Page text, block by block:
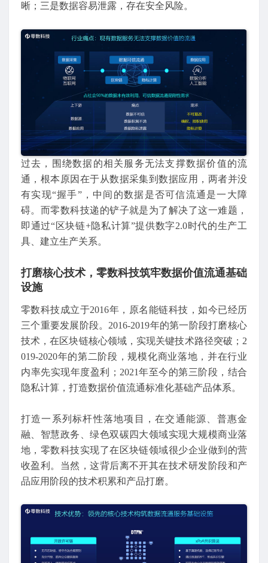
晰；三是数据容易泄露，存在安全风险。
过去，围绕数据的相关服务无法支撑数据价值的流
通，根本原因在于从数据采集到数据应用，两者并没
有实现“握手”，中间的数据是否可信流通是一大障
碍。而零数科技递的铲子就是为了解决了这一难题，
即通过“区块链+隐私计算”提供数字2.0时代的生产工
具、建立生产关系。
打磨核心技术，零数科技筑牢数据价值流通基础
设施
零数科技成立于2016年，原名能链科技，如今已经历
三个重要发展阶段。2016-2019年的第一阶段打磨核心
技术，在区块链核心领域，实现关键技术路径突破；2
019-2020年的第二阶段，规模化商业落地，并在行业
内率先实现年度盈利；2021年至今的第三阶段，结合
隐私计算，打造数据价值流通标准化基础产品体系。
打造一系列标杆性落地项目，在交通能源、普惠金
融、智慧政务、绿色双碳四大领域实现大规模商业落
地，零数科技实现了在区块链领域很少企业做到的营
收盈利。当然，这背后离不开其在技术研发阶段和产
品应用阶段的技术积累和产品打磨。